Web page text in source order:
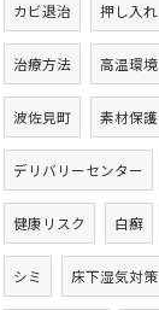
カビ退治 押し入れ
治療方法 高温環境
波佐見町 素材保護
デリバリーセンター
健康リスク 白癬
シミ 床下湿気対策